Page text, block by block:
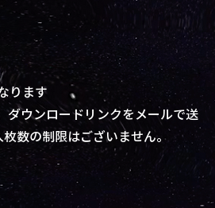
ります
ウンロードリンクをメールで送
数の制限はございません。